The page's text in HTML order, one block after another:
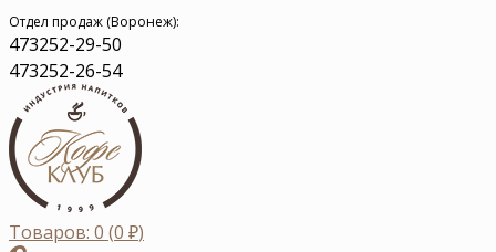
Отдел продаж (Воронеж):
473252-29-50
473252-26-54
Товаров: 0 (0 ₽)